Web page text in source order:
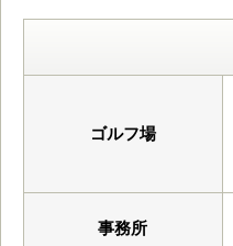
ゴルフ場
事務所